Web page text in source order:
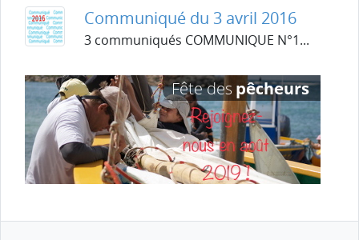
Communiqué du 3 avril 2016
3 communiqués COMMUNIQUE N°1...